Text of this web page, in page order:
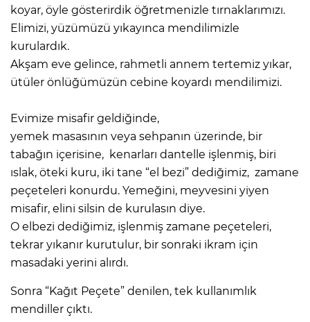
koyar, öyle gösterirdik öğretmenizle tırnaklarımızı.
Elimizi, yüzümüzü yıkayınca mendilimizle
kurulardık.
Akşam eve gelince, rahmetli annem tertemiz yıkar,
ütüler önlüğümüzün cebine koyardı mendilimizi.
Evimize misafir geldiğinde,
yemek masasının veya sehpanın üzerinde, bir
tabağın içerisine, kenarları dantelle işlenmiş, biri
ıslak, öteki kuru, iki tane “el bezi” dediğimiz, zamane
peçeteleri konurdu. Yemeğini, meyvesini yiyen
misafir, elini silsin de kurulasın diye.
O elbezi dediğimiz, işlenmiş zamane peçeteleri,
tekrar yıkanır kurutulur, bir sonraki ikram için
masadaki yerini alırdı.
Sonra “Kağıt Peçete” denilen, tek kullanımlık
mendiller çıktı.